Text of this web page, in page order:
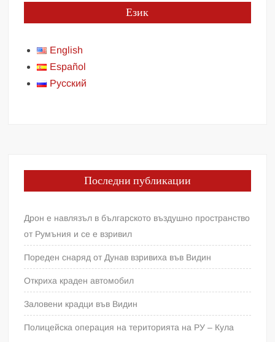
Език
English
Español
Русский
Последни публикации
Дрон е навлязъл в българското въздушно пространство
от Румъния и се е взривил
Пореден снаряд от Дунав взривиха във Видин
Откриха краден автомобил
Заловени крадци във Видин
Полицейска операция на територията на РУ – Кула